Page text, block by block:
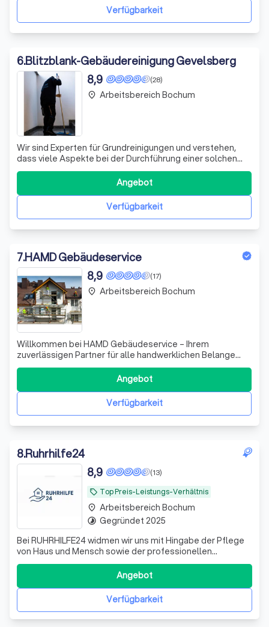
unermüdliches Streben nach Kundenzufri
Verfügbarkeit
6.Blitzblank-Gebäudereinigung Gevelsberg
(28)
8,9
Wir sind Experten für Grundreinigungen und verstehen,
dass viele Aspekte bei der Durchführung einer solchen
Reinigung eine Rolle spielen. Ob es sich um eine
leerstehende oder möblierte Wohnung handelt, wir
passen unsere Dienstleistungen an Ihre spezifischen
Bedürfnisse an. Wir berücksichtigen auch,
Verfügbarkeit
Angebot
place Arbeitsbereich Bochum
7.HAMD Gebäudeservice
(17)
8,9
Willkommen bei HAMD Gebäudeservice – Ihrem
zuverlässigen Partner für alle handwerklichen Belange
rund um Ihr Zuhause! Wir zeichnen uns durch unsere
Leidenschaft und unser Engagement aus, qualitativ
hochwertige und verlässliche Dienstleistungen zu bieten,
die Ihre Erwartungen übertreffen. Unser kompe
Verfügbarkeit
Angebot
place Arbeitsbereich Bochum
8.Ruhrhilfe24
local_offer Top Preis-Leistungs-Verhältnis
(13)
8,9
Bei RUHRHILFE24 widmen wir uns mit Hingabe der Pflege
von Haus und Mensch sowie der professionellen
Betreuung von Immobilien. Unser umfassendes
Dienstleistungsangebot reicht von der grundlegenden
Reinigung über den Full-Service bis hin zu spezialisierten
Angeboten wie Gartenpflege und Winterdiensten
Verfügbarkeit
Angebot
place Arbeitsbereich Bochum
timelapse Gegründet 2025